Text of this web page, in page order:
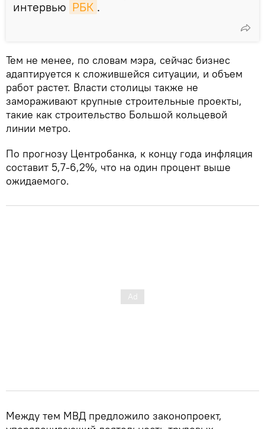
интервью РБК .
Тем не менее, по словам мэра, сейчас бизнес
адаптируется к сложившейся ситуации, и объем
работ растет. Власти столицы также не
замораживают крупные строительные проекты,
такие как строительство Большой кольцевой
линии метро.
По прогнозу Центробанка, к концу года инфляция
составит 5,7-6,2%, что на один процент выше
ожидаемого.
Между тем МВД предложило законопроект,